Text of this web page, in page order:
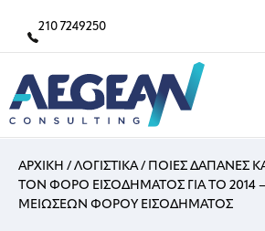
210 7249250
ΑΡΧΙΚΗ / ΛΟΓΙΣΤΙΚΑ/ ΠΟΙΕΣ ΔΑΠΑΝΕΣ
ΤΟΝ ΦΟΡΟ ΕΙΣΟΔΗΜΑΤΟΣ ΓΙΑ ΤΟ 2014 –
ΜΕΙΩΣΕΩΝ ΦΟΡΟΥ ΕΙΣΟΔΗΜΑΤΟΣ